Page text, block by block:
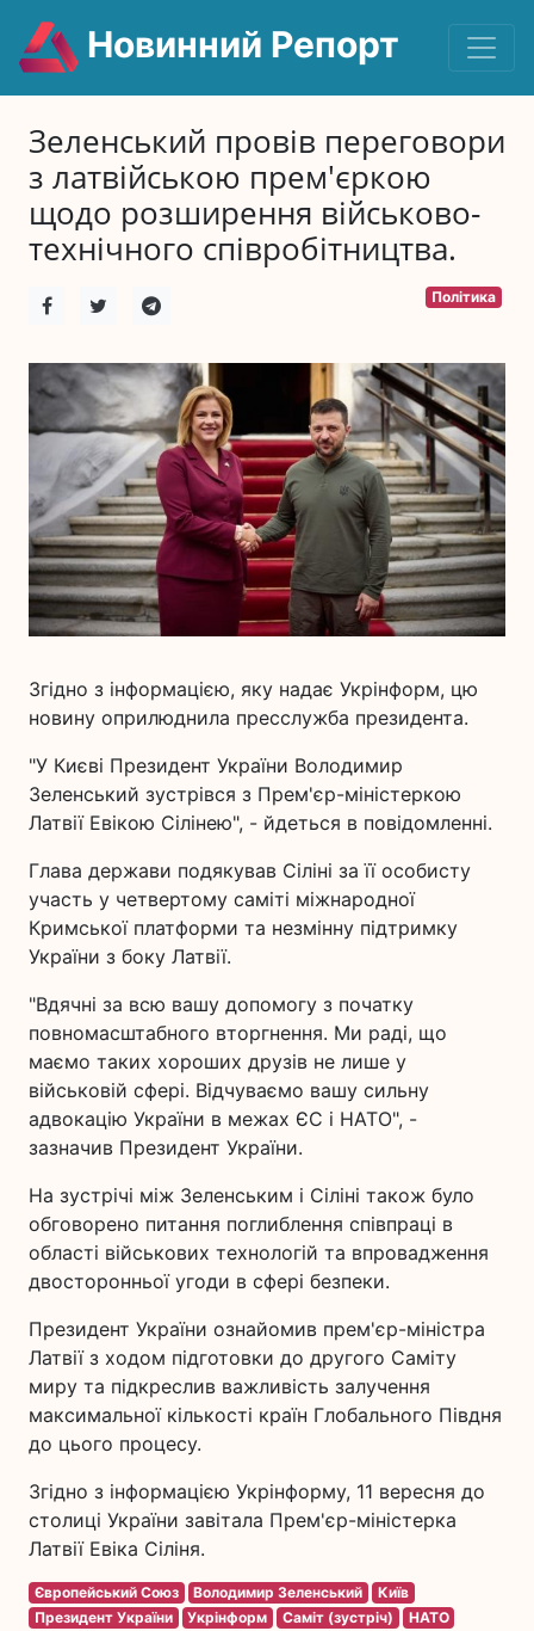
Новинний Репорт
Зеленський провів переговори
з латвійською прем'єркою
щодо розширення військово-
технічного співробітництва.
Політика
Згідно з інформацією, яку надає Укрінформ, цю
новину оприлюднила пресслужба президента.
"У Києві Президент України Володимир
Зеленський зустрівся з Прем'єр-міністеркою
Латвії Евікою Сілінею", - йдеться в повідомленні.
Глава держави подякував Сіліні за її особисту
участь у четвертому саміті міжнародної
Кримської платформи та незмінну підтримку
України з боку Латвії.
"Вдячні за всю вашу допомогу з початку
повномасштабного вторгнення. Ми раді, що
маємо таких хороших друзів не лише у
військовій сфері. Відчуваємо вашу сильну
адвокацію України в межах ЄС і НАТО", -
зазначив Президент України.
На зустрічі між Зеленським і Сіліні також було
обговорено питання поглиблення співпраці в
області військових технологій та впровадження
двосторонньої угоди в сфері безпеки.
Президент України ознайомив прем'єр-міністра
Латвії з ходом підготовки до другого Саміту
миру та підкреслив важливість залучення
максимальної кількості країн Глобального Півдня
до цього процесу.
Згідно з інформацією Укрінформу, 11 вересня до
столиці України завітала Прем'єр-міністерка
Латвії Евіка Сіліня.
Європейський Союз Володимир Зеленський
Київ
Президент України
Укрінформ Саміт (зустріч)
НАТО